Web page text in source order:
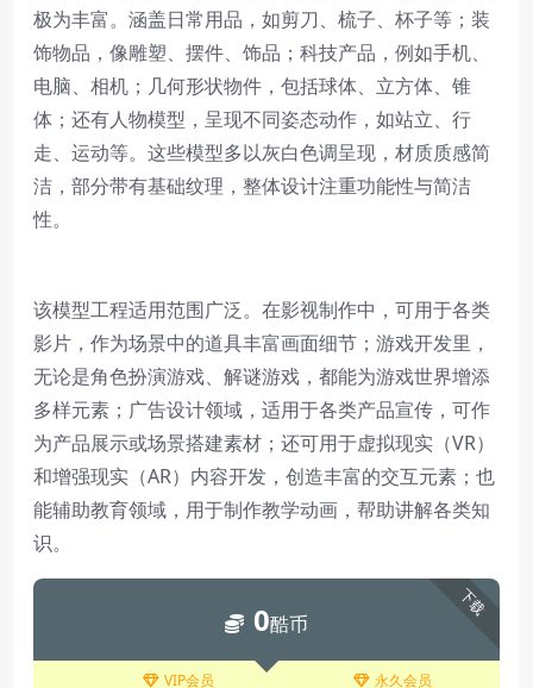
极为丰富。涵盖日常用品，如剪刀、梳子、杯子等；装
饰物品，像雕塑、摆件、饰品；科技产品，例如手机、
电脑、相机；几何形状物件，包括球体、立方体、锥
体；还有人物模型，呈现不同姿态动作，如站立、行
走、运动等。这些模型多以灰白色调呈现，材质质感简
洁，部分带有基础纹理，整体设计注重功能性与简洁
性。
该模型工程适用范围广泛。在影视制作中，可用于各类
影片，作为场景中的道具丰富画面细节；游戏开发里，
无论是角色扮演游戏、解谜游戏，都能为游戏世界增添
多样元素；广告设计领域，适用于各类产品宣传，可作
为产品展示或场景搭建素材；还可用于虚拟现实（VR）
和增强现实（AR）内容开发，创造丰富的交互元素；也
能辅助教育领域，用于制作教学动画，帮助讲解各类知
识。
下载
0酷币
VIP会员 永久会员